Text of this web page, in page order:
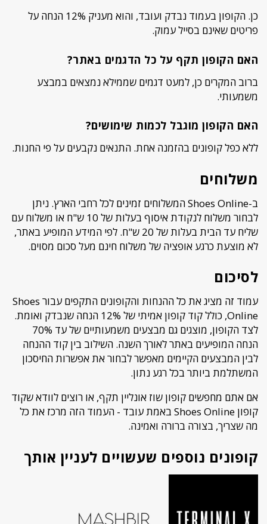
כן. הקופון בעמוד נבדק ועובד, והוא מעניק 12% הנחה על
פריטים שאינם בסייל עמוק.
האם הקופון תקף על כל הדגמים באתר?
ברוב המקרים כן, למעט דגמים שממילא נמצאים במבצע
משמעותי.
האם הקופון מוגבל לכמות שימושים?
ללא כפל קופונים בהזמנה אחת. התנאים נקבעים על פי החנות.
משלוחים
ב-Shoes Online המשלוחים זמינים לכל רחבי הארץ. ניתן
לבחור משלוח לנקודת איסוף בעלות של 10 ש"ח או משלוח עם
שליח עד הבית בעלות של 20 ש"ח. לפי המידע המופיע באתר,
לא מוצעת כרגע אופציה של משלוח חינם מעל סכום מסוים.
לסיכום
עמוד זה מציג את כל ההנחות והקופונים התקפים עבור Shoes
Online, כולל קוד קופון אמיתי של 12% הנחה שנבדק ואומת.
לצד הקופון, מוצגים גם מבצעים משמעותיים של עד 70%
הנחה המופיעים באתר לאורך השנה. השילוב בין קוד ההנחה
לבין המבצעים הקיימים מאפשר לבחור את אפשרות החיסכון
המשתלמת ביותר בכל רגע נתון.
אם אתם מחפשים קופון שוז אונליין תקף, או רוצים לוודא שקוד
קופון Shoes Online באמת עובד - העמוד הזה מרכז את כל
מה שצריך, בצורה ברורה ואמינה.
קופונים נוספים שעשויים לעניין אותך